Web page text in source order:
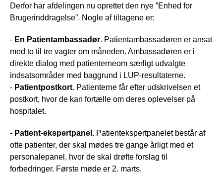
Derfor har afdelingen nu oprettet den nye ”Enhed for
Brugerinddragelse”. Nogle af tiltagene er;
- En Patientambassadør. Patientambassadøren er ansat
med to til tre vagter om måneden. Ambassadøren er i
direkte dialog med patienterneom særligt udvalgte
indsatsområder med baggrund i LUP-resultaterne.
- Patientpostkort. Patienterne får efter udskrivelsen et
postkort, hvor de kan fortælle om deres oplevelser på
hospitalet.
- Patient-ekspertpanel. Patientekspertpanelet består af
otte patienter, der skal mødes tre gange årligt med et
personalepanel, hvor de skal drøfte forslag til
forbedringer. Første møde er 2. marts.